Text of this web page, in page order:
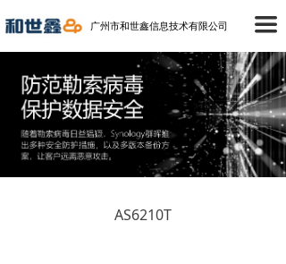
끀
首页
成功案例
技术支持
新闻中心
广州市和世鑫信息技术有限公司
AS6210T